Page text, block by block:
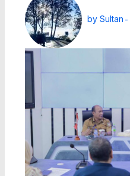
bySultan -